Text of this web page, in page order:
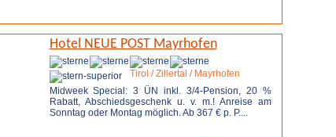
Hotel NEUE POST Mayrhofen
Tirol / Zillertal / Mayrhofen
Midweek Special: 3 ÜN inkl. 3/4-Pension, 20 %
Rabatt, Abschiedsgeschenk u. v. m.! Anreise am
Sonntag oder Montag möglich. Ab 367 € p. P....